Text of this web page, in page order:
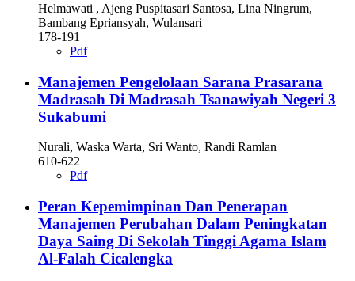
Helmawati , Ajeng Puspitasari Santosa, Lina Ningrum,
Bambang Epriansyah, Wulansari
178-191
Pdf
Manajemen Pengelolaan Sarana Prasarana
Madrasah Di Madrasah Tsanawiyah Negeri 3
Sukabumi
Nurali, Waska Warta, Sri Wanto, Randi Ramlan
610-622
Pdf
Peran Kepemimpinan Dan Penerapan
Manajemen Perubahan Dalam Peningkatan
Daya Saing Di Sekolah Tinggi Agama Islam
Al-Falah Cicalengka